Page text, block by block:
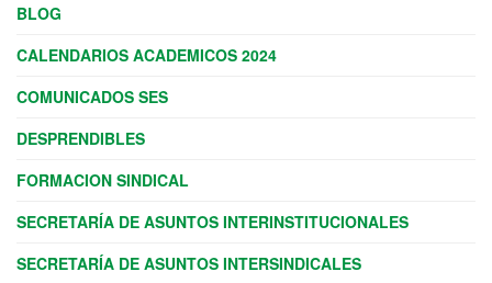
BLOG
CALENDARIOS ACADEMICOS 2024
COMUNICADOS SES
DESPRENDIBLES
FORMACION SINDICAL
SECRETARÍA DE ASUNTOS INTERINSTITUCIONALES
SECRETARÍA DE ASUNTOS INTERSINDICALES